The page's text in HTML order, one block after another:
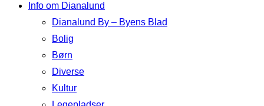
Info om Dianalund
Dianalund By – Byens Blad
Bolig
Børn
Diverse
Kultur